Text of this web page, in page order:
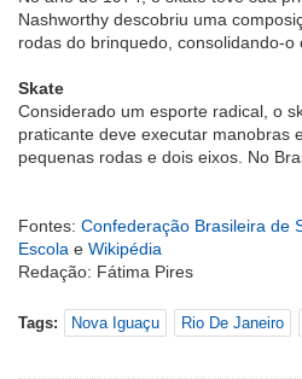
Nashworthy descobriu uma
rodas do brinquedo, consolidando-o
Skate
Considerado um esporte radical, o
praticante deve executar manobras
pequenas rodas e dois eixos. No
Fontes: Confederação Brasileira de
Escola e Wikipédia
Redação: Fátima Pires
Tags: Nova Iguaçu Rio De Janeiro